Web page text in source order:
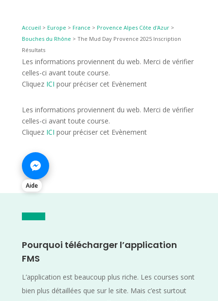
Accueil > Europe > France > Provence Alpes Côte d'Azur>
Bouches du Rhône > The Mud Day Provence 2025 Inscription
Résultats
Les informations proviennent du web. Merci de vérifier
celles-ci avant toute course.
Cliquez ICI pour préciser cet Evènement
Les informations proviennent du web. Merci de vérifier
celles-ci avant toute course.
Cliquez ICI pour préciser cet Evènement
Aide
Pourquoi télécharger l’application
FMS
L’application est beaucoup plus riche. Les courses sont
bien plus détaillées que sur le site. Mais c’est surtout